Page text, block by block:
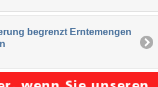
begrenzt Erntemengen